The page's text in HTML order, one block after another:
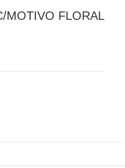
MOTIVO FLORAL